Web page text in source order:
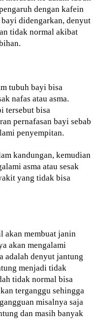
dengan kafein
didengarkan, denyut
tidak normal akibat
tubuh bayi bisa
nafas atau asma.
tersebut bisa
pernafasan bayi sebab
penyempitan.
kandungan, kemudian
asma atau sesak
yang tidak bisa
akan membuat janin
akan mengalami
adalah denyut jantung
menjadi tidak
tidak normal bisa
terganggu sehingga
misalnya saja
dan masih banyak